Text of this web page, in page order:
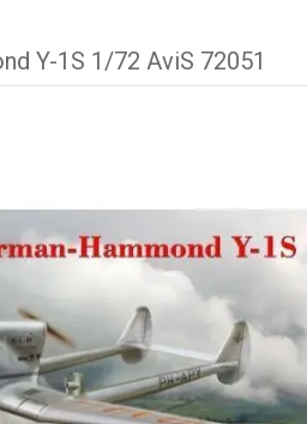
Y-1S 1/72 AviS 72051